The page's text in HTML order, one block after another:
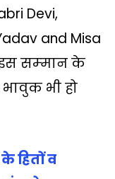
Devi,
and Misa
इस सम्‍मान के
भी हो
हितों व